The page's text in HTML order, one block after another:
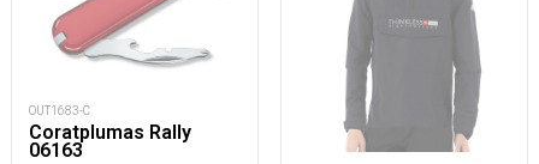
OUT1683-C
Coratplumas Rally
06163